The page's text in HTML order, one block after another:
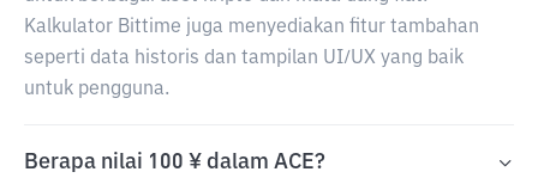
Kalkulator Bittime juga menyediakan fitur tambahan
seperti data historis dan tampilan UI/UX yang baik
untuk pengguna.
Berapa nilai 100 ¥ dalam ACE?